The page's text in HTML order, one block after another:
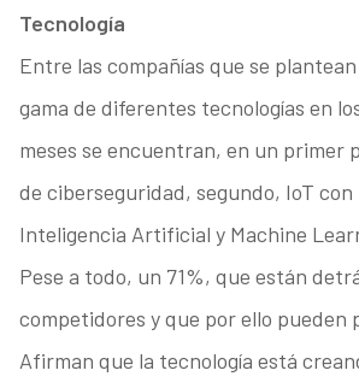
Tecnología
Entre las compañías que se
gama de diferentes tecnologías en
meses se encuentran, en un primer
de ciberseguridad, segundo, IoT con
Inteligencia Artificial y Machine
Pese a todo, un 71%, que están
competidores y que por ello pueden
Afirman que la tecnología está